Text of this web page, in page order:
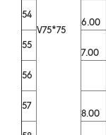
V75*75
54
6.00
55
7.00
56
57
8.00